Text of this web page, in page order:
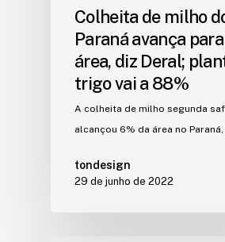
Colheita de milho
Paraná avança
área, diz Deral;
trigo vai a 88%
A colheita de milho segunda
alcançou 6% da área no Paraná,
tondesign
29 de junho de 2022